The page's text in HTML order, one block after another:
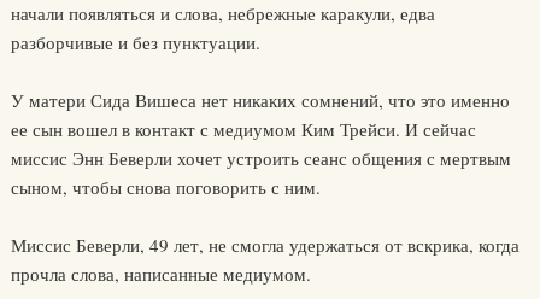
начали появляться и слова, небрежные каракули, едва
разборчивые и без пунктуации.
У матери Сида Вишеса нет никаких сомнений, что это именно
ее сын вошел в контакт с медиумом Ким Трейси. И сейчас
миссис Энн Беверли хочет устроить сеанс общения с мертвым
сыном, чтобы снова поговорить с ним.
Миссис Беверли, 49 лет, не смогла удержаться от вскрика, когда
прочла слова, написанные медиумом.